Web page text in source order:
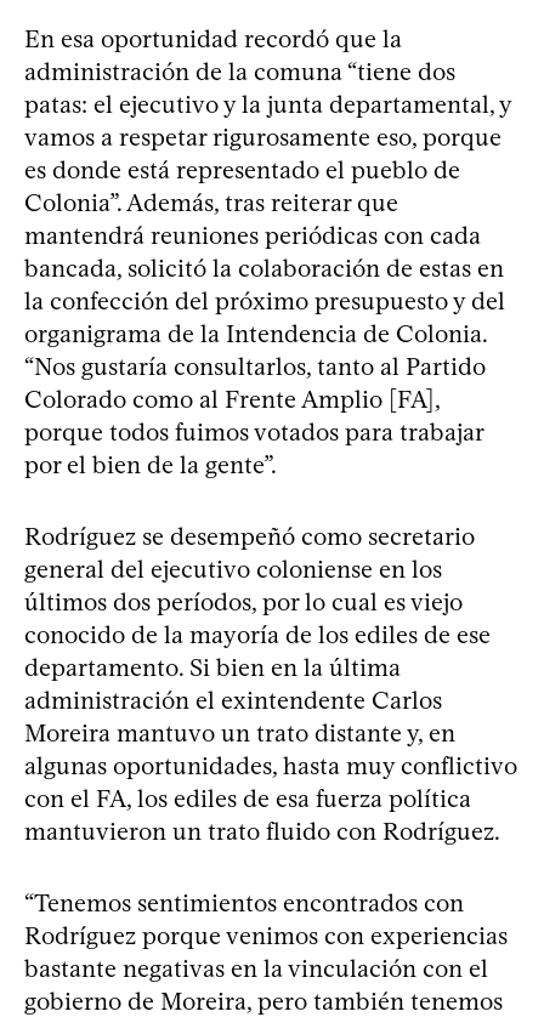
En esa oportunidad recordó que la
administración de la comuna “tiene dos
patas: el ejecutivo y la junta departamental, y
vamos a respetar rigurosamente eso, porque
es donde está representado el pueblo de
Colonia”. Además, tras reiterar que
mantendrá reuniones periódicas con cada
bancada, solicitó la colaboración de estas en
la confección del próximo presupuesto y del
organigrama de la Intendencia de Colonia.
“Nos gustaría consultarlos, tanto al Partido
Colorado como al Frente Amplio [FA],
porque todos fuimos votados para trabajar
por el bien de la gente”.
Rodríguez se desempeñó como secretario
general del ejecutivo coloniense en los
últimos dos períodos, por lo cual es viejo
conocido de la mayoría de los ediles de ese
departamento. Si bien en la última
administración el exintendente Carlos
Moreira mantuvo un trato distante y, en
algunas oportunidades, hasta muy conflictivo
con el FA, los ediles de esa fuerza política
mantuvieron un trato fluido con Rodríguez.
“Tenemos sentimientos encontrados con
Rodríguez porque venimos con experiencias
bastante negativas en la vinculación con el
gobierno de Moreira, pero también tenemos